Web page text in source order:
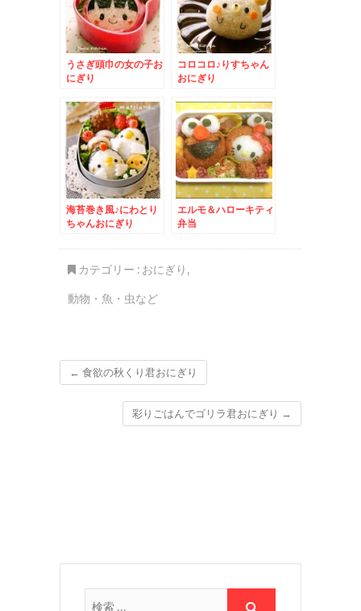
うさぎ頭巾の女の子お
にぎり
コロコロ♪りすちゃん
おにぎり
海苔巻き風♪にわとり
ちゃんおにぎり
エルモ＆ハローキティ
弁当
カテゴリー : おにぎり ,
動物・魚・虫など
← 食欲の秋くり君おにぎり
彩りごはんでゴリラ君おにぎり →